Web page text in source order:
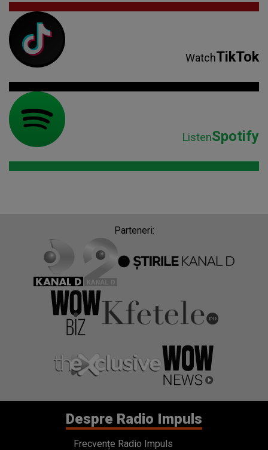
WatchTikTok
ListenSpotify
Parteneri:
Despre Radio Impuls
Frecvențe Radio Impuls